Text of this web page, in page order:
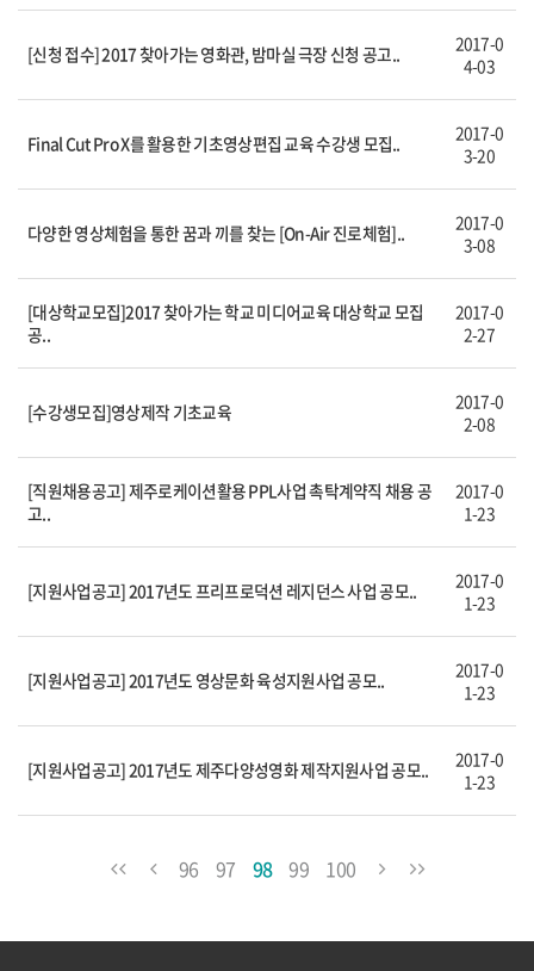
[신청 접수] 2017 찾아가는 영화관, 밤마실 극장 신청 공고..
2017-0
4-03
Final Cut Pro X를 활용한 기초영상편집 교육 수강생 모집..
2017-0
3-20
다양한 영상체험을 통한 꿈과 끼를 찾는 [On-Air 진로체험]..
2017-0
3-08
[대상학교모집]2017 찾아가는 학교 미디어교육 대상학교 모집
공..
2017-0
2-27
[수강생모집]영상제작 기초교육
2017-0
2-08
[직원채용공고] 제주로케이션활용 PPL사업 촉탁계약직 채용 공
고..
2017-0
1-23
[지원사업공고] 2017년도 프리프로덕션 레지던스 사업 공모..
2017-0
1-23
[지원사업공고] 2017년도 영상문화 육성지원사업 공모..
2017-0
1-23
[지원사업공고] 2017년도 제주다양성영화 제작지원사업 공모..
2017-0
1-23
96 97 98 99 100